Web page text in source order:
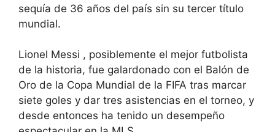
sequía de 36 años del país sin su tercer título
mundial.
Lionel Messi , posiblemente el mejor futbolista
de la historia, fue galardonado con el Balón de
Oro de la Copa Mundial de la FIFA tras marcar
siete goles y dar tres asistencias en el torneo, y
desde entonces ha tenido un desempeño